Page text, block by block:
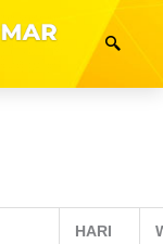
HARI